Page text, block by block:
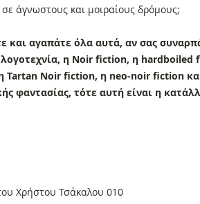
άγνωστους και μοιραίους δρόμους;
και αγαπάτε όλα αυτά, αν σας
η Noir fiction, η hardboiled
Tartan Noir fiction, η neo-noir fiction
φαντασίας, τότε αυτή είναι η
Χρήστου Τσάκαλου 010